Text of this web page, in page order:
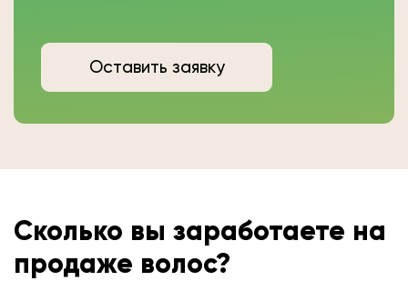
Оставить заявку
Сколько вы заработаете на
продаже волос?